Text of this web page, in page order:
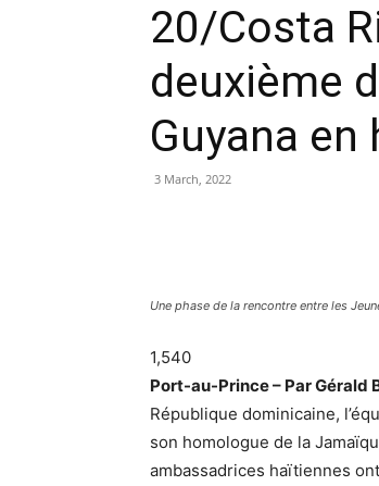
20/Costa
deuxième
Guyana
3 March, 2022
Une phase de la rencontre entre les
1,540
Port-au-Prince – Par Gérald
République dominicaine,
son homologue de la
ambassadrices haïtiennes